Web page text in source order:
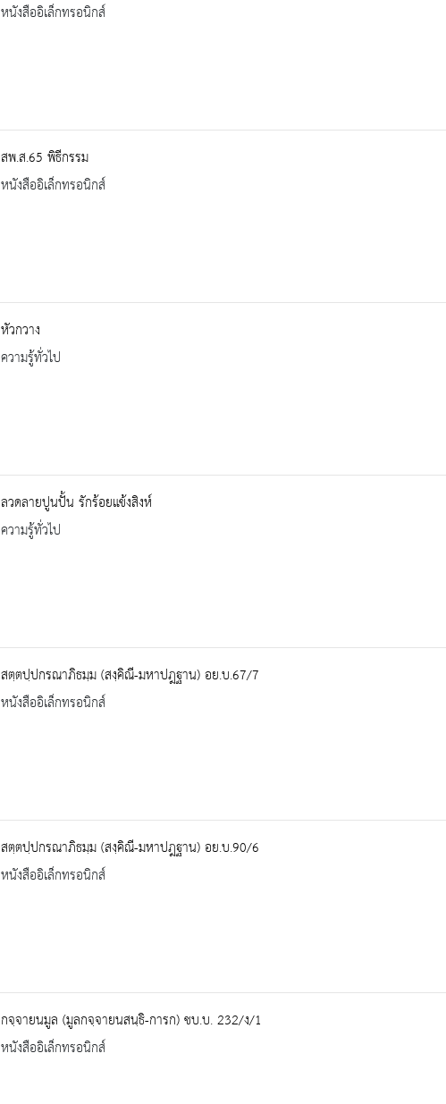
หนังสืออิเล็กทรอนิกส์
สพ.ส.65 พิธีกรรม
หนังสืออิเล็กทรอนิกส์
หัวกวาง
ความรู้ทั่วไป
ลวดลายปูนปั้น รักร้อยแข้งสิงห์
ความรู้ทั่วไป
สตฺตปฺปกรณาภิธมฺม (สงฺคิณี-มหาปฎฐาน) อย.บ.67/7
หนังสืออิเล็กทรอนิกส์
สตฺตปฺปกรณาภิธมฺม (สงฺคิณี-มหาปฎฐาน) อย.บ.90/6
หนังสืออิเล็กทรอนิกส์
กจฺจายนมูล (มูลกจฺจายนสนฺธิ-การก) ชบ.บ. 232/ง/1
หนังสืออิเล็กทรอนิกส์